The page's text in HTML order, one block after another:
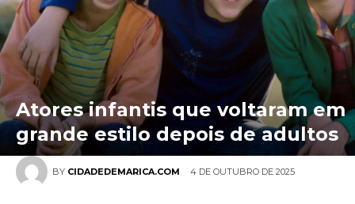
BY CIDADEDEMARICA.COM 4 DE OUTUBRO DE 2025
Atores infantis que voltaram em
grande estilo depois de adultos